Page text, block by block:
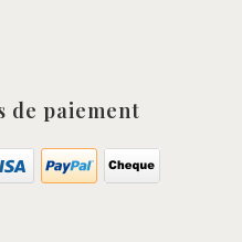
de paiement